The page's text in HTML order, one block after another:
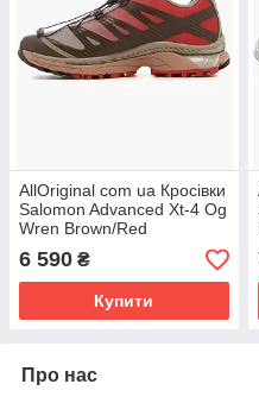
AllOriginal com ua Кросівки
Salomon Advanced Xt-4 Og
Wren Brown/Red
L47299500 РОЗМІРИ
ЗАПИТУЙТЕ
6 590 ₴
Купити
Про нас